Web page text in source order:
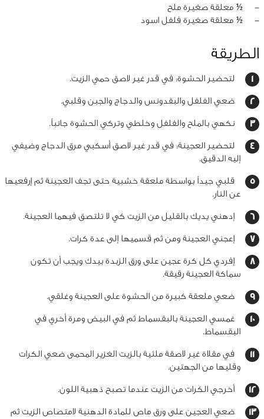
‏-
½ معلقة صغيرة ملح
‏-
½ معلقة صغيرة فلفل اسود
الطريقة
لتحضير الحشوة: في قدر غير لاصق حمي الزيت.
ضعي الفلفل والبقدونس والدجاج والجبن وقلبي.
نكهي بالملح والفلفل وخلطي وتركي الحشوة جانباً.
لتحضير العجينة: في قدر غير لاصق أسكبي مرق الدجاج وضيفي
إليه الدقيق.
قلبي جيداً بواسطة ملعقة خشبية حتى تجف العجينة ثم إرفعيها
عن النار.
إدهني يديك بالقليل من الزيت كي لا تلتصق فيهما العجينة.
إعجني العجينة ومن ثم قسميها إلى عدة كرات.
إفردي كل كرة عجين على ورق الزبدة بيدك ويجب أن تكون
سماكة العجينة رقيقة.
ضعي ملعقة كبيرة من الحشوة على العجينة وغلقي.
غمسي العجينة بالبقسماط ثم في البيض ومرة أخري في
البقسماط.
في مقلاة غير لاصقة ملئية بالزيت الغزير المحمى ضعي الكرات
وقليها من الجهتين.
أخرجي الكرات من الزيت عندما تصبح ذهبية اللون.
ضعي العجين على ورق ماص للمادة الدهنية لامتصاص الزيت ثم